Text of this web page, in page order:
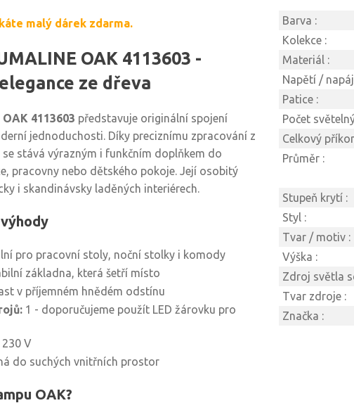
malý dárek zdarma.
OAK 4113603 -
ze dřeva
4113603 představuje originální spojení
jednoduchosti. Díky preciznímu zpracování z
stává výrazným i funkčním doplňkem do
pracovny nebo dětského pokoje. Její osobitý
i skandinávsky laděných interiérech.
pro pracovní stoly, noční stolky i komody
základna, která šetří místo
v příjemném hnědém odstínu
1 - doporučujeme použít LED žárovku pro
230 V
do suchých vnitřních prostor
OAK?
Barva :
Kolekce :
Materiál :
Napětí /
Patice :
Počet
Celkový
Průměr :
Stupeň krytí :
Styl :
Tvar / motiv :
Výška :
Zdroj světla
Tvar zdroje :
Značka :